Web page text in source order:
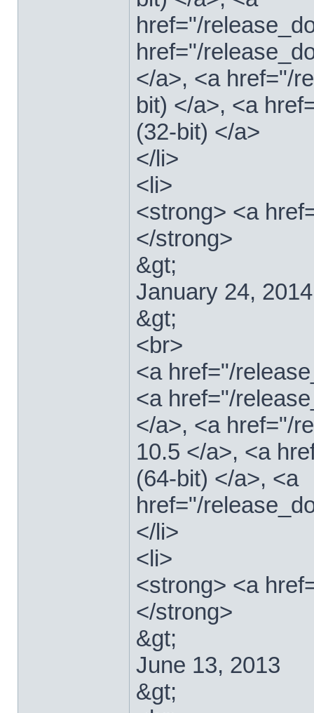
href="/
href="/
</a>, <a href="/
bit) </a>, <a
(32-bit) </a>
</li>
<li>
<strong> <a
</strong>
&gt;
January 24, 2014
&gt;
<br>
<a href="/
<a href="/
</a>, <a href="/
10.5 </a>, <a
(64-bit) </a>, <a
href="/
</li>
<li>
<strong> <a
</strong>
&gt;
June 13, 2013
&gt;